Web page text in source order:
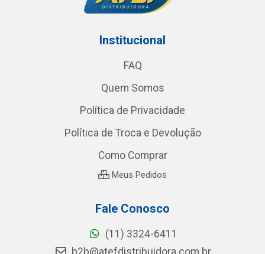
Institucional
FAQ
Quem Somos
Política de Privacidade
Política de Troca e Devolução
Como Comprar
Meus Pedidos
Fale Conosco
(11) 3324-6411
b2b@atefdistribuidora.com.br